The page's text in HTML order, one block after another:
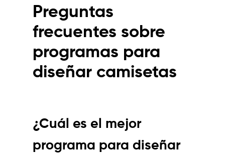
Preguntas
frecuentes sobre
programas para
diseñar camisetas
¿Cuál es el mejor
programa para diseñar